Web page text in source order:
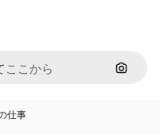
画像で
仕事